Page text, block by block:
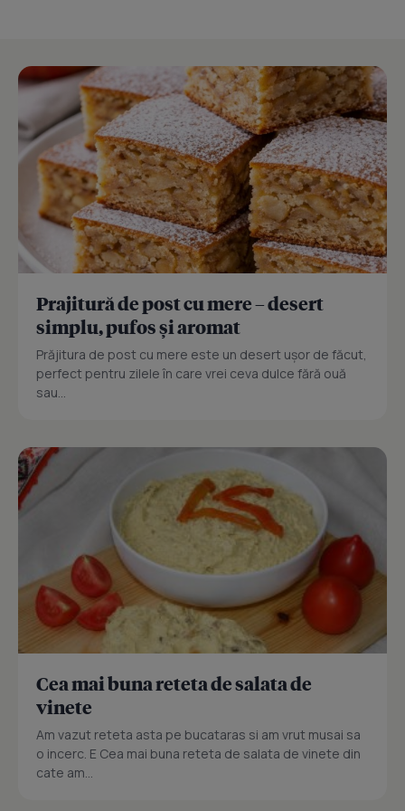
Prajitură de post cu mere – desert
simplu, pufos și aromat
Prăjitura de post cu mere este un desert ușor de făcut,
perfect pentru zilele în care vrei ceva dulce fără ouă
sau...
Cea mai buna reteta de salata de
vinete
Am vazut reteta asta pe bucataras si am vrut musai sa
o incerc. E Cea mai buna reteta de salata de vinete din
cate am...